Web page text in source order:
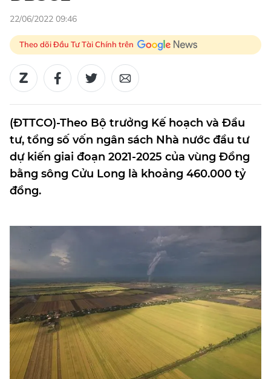
22/06/2022 09:46
Theo dõi Đầu Tư Tài Chính trên
(ĐTTCO)-Theo Bộ trưởng Kế hoạch và Đầu
tư, tổng số vốn ngân sách Nhà nước đầu tư
dự kiến giai đoạn 2021-2025 của vùng Đồng
bằng sông Cửu Long là khoảng 460.000 tỷ
đồng.